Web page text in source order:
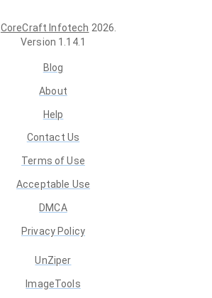
CoreCraft Infotech 2026
Version 1.14.1
Blog
About
Help
Contact Us
Terms of Use
Acceptable Use
DMCA
Privacy Policy
UnZiper
ImageTools